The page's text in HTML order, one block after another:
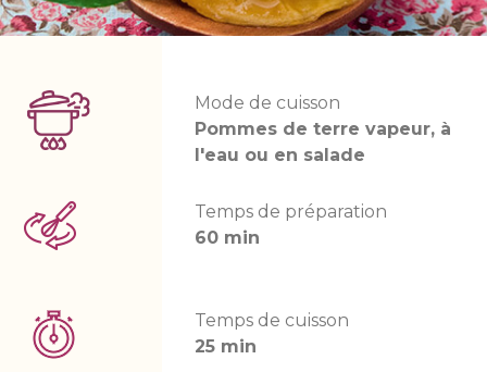
Mode de cuisson
Pommes de terre vapeur, à
l'eau ou en salade
Temps de préparation
60 min
Temps de cuisson
25 min